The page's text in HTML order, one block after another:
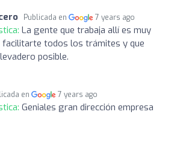
Publicada en 7 years ago
La gente que trabaja allí es muy
facilitarte todos los trámites y que
posible.
en 7 years ago
Geniales gran dirección empresa